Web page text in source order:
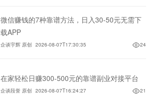
微信赚钱的7种靠谱方法，日入30-50元无需下
载APP
企谈宇辉 原创 2026-08-07T17:30:35 24
在家轻松日赚300-500元的靠谱副业对接平台
企谈段誉 原创 2026-08-07T16:24:27 21